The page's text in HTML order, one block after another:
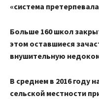
«система
Больше 160 школ
этом оставшиеся
внушительную
В среднем в 2016 году
сельской местности